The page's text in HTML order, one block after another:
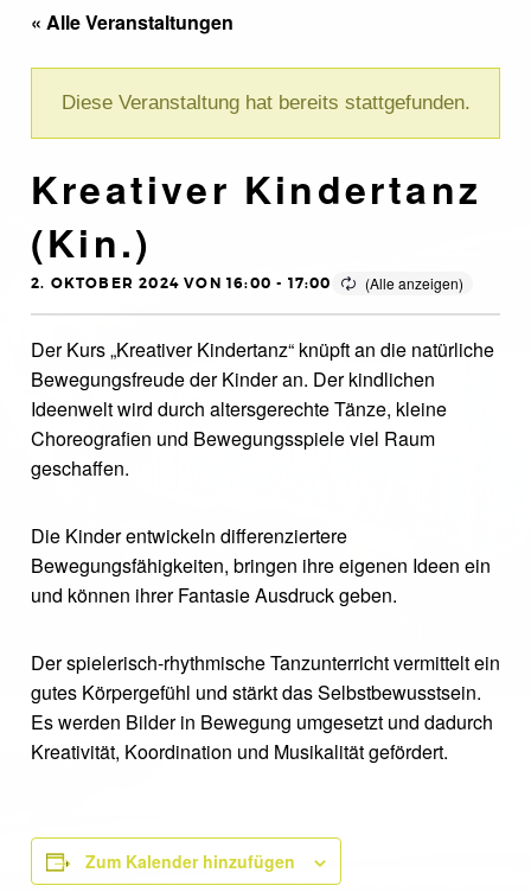
« Alle Veranstaltungen
Diese Veranstaltung hat bereits stattgefunden.
Kreativer Kindertanz
(Kin.)
2. OKTOBER 2024 VON 16:00 - 17:00
Der Kurs „Kreativer Kindertanz“ knüpft an die natürliche
Bewegungsfreude der Kinder an. Der kindlichen
Ideenwelt wird durch altersgerechte Tänze, kleine
Choreografien und Bewegungsspiele viel Raum
geschaffen.
Die Kinder entwickeln differenziertere
Bewegungsfähigkeiten, bringen ihre eigenen Ideen ein
und können ihrer Fantasie Ausdruck geben.
Der spielerisch-rhythmische Tanzunterricht vermittelt ein
gutes Körpergefühl und stärkt das Selbstbewusstsein.
Es werden Bilder in Bewegung umgesetzt und dadurch
Kreativität, Koordination und Musikalität gefördert.
Zum Kalender hinzufügen